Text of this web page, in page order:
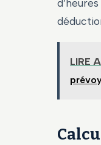
LIRE